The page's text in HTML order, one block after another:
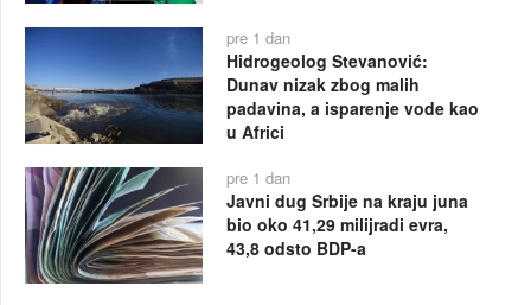
pre 1 dan
Hidrogeolog Stevanović:
Dunav nizak zbog malih
padavina, a isparenje vode kao
u Africi
pre 1 dan
Javni dug Srbije na kraju juna
bio oko 41,29 milijradi evra,
43,8 odsto BDP-a